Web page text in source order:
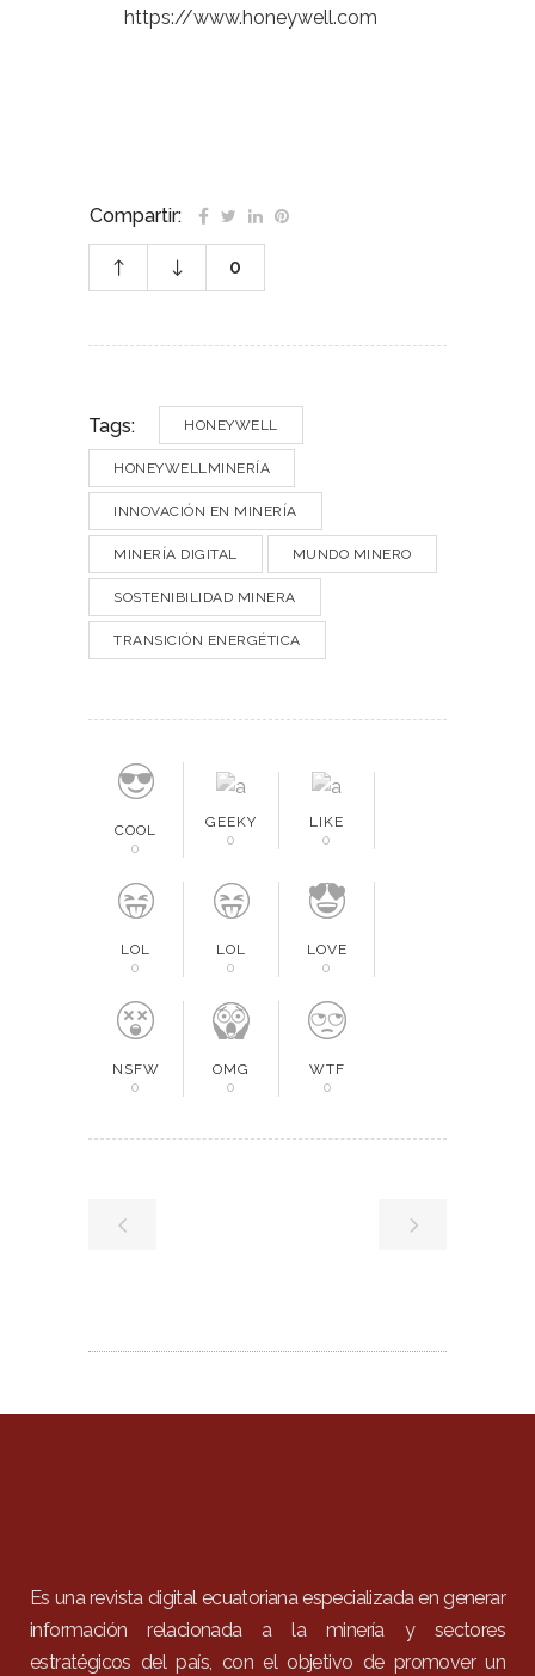
https://www.honeywell.com
Compartir:
0
Tags: HONEYWELL
HONEYWELLMINERÍA
INNOVACIÓN EN MINERÍA
MINERÍA DIGITAL MUNDO MINERO
SOSTENIBILIDAD MINERA
TRANSICIÓN ENERGÉTICA
COOL
0
GEEKY
0
LIKE
0
LOL
0
LOL
0
LOVE
0
NSFW
0
OMG
0
WTF
0
Es una revista digital ecuatoriana especializada en generar
información relacionada a la minería y sectores
estratégicos del país, con el objetivo de promover un